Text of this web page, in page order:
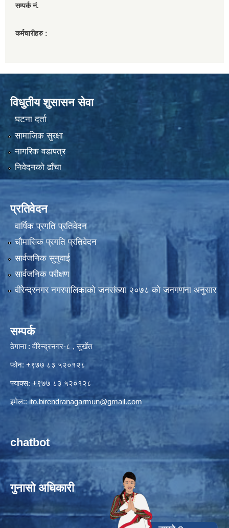
सम्पर्क नं.
कर्मचारीहरु :
विधुतीय शुसासन सेवा
घटना दर्ता
सामाजिक सुरक्षा
नागरिक वडापत्र
निवेदनको ढाँचा
प्रतिवेदन
वार्षिक प्रगति प्रतिवेदन
चौमासिक प्रगति प्रतिवेदन
सार्वजनिक सुनुवाई
सार्वजनिक परीक्षण
वीरेन्द्रनगर नगरपालिकाकाे जनसंख्या २०७८ काे जनगणना अनुसार
सम्पर्क
ठेगाना : वीरेन्द्रनगर-८ , सुर्खेत
फोन: +९७७ ८३ ५२०१२८
फ्याक्स: +९७७ ८३ ५२०१२८
इमेल::ito.birendranagarmun@gmail.com
chatbot
गुनासो अधिकारी